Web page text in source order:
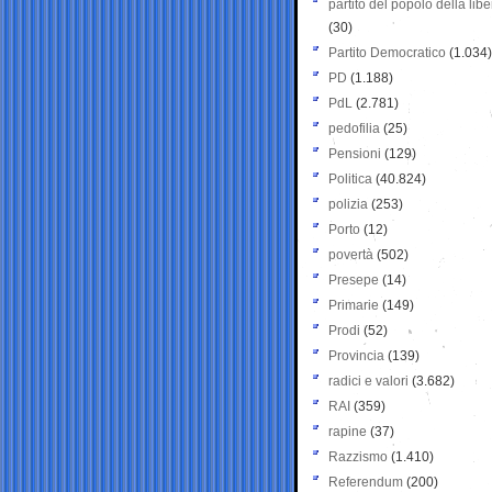
partito del popolo della
(30)
Partito Democratico (1.034)
PD (1.188)
PdL (2.781)
pedofilia (25)
Pensioni (129)
Politica (40.824)
polizia (253)
Porto (12)
povertà (502)
Presepe (14)
Primarie (149)
Prodi (52)
Provincia (139)
radici e valori (3.682)
RAI (359)
rapine (37)
Razzismo (1.410)
Referendum (200)